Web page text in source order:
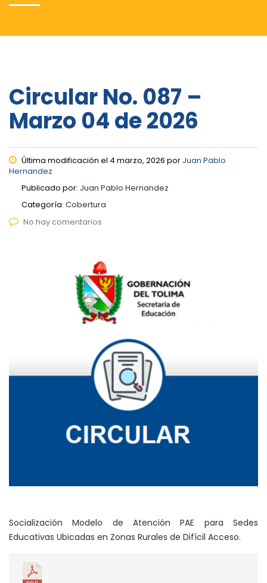
Circular No. 087 –
Marzo 04 de 2026
Última modificación el 4 marzo, 2026 por Juan Pablo
Hernandez
Publicado por: Juan Pablo Hernandez
Categoría: Cobertura
No hay comentarios
Socialización Modelo de Atención PAE para Sedes
Educativas Ubicadas en Zonas Rurales de Difícil Acceso.